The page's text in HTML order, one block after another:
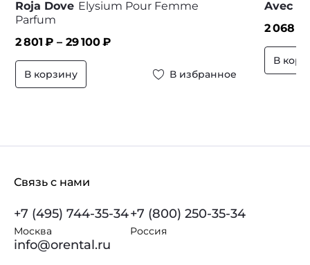
Roja Dove Elysium Pour Femme
Parfum
2 801 ₽ – 29 100₽
В корзину В избранное
Avec
2 068
В
Связь с нами
+7 (495) 744-35-34
Москва
+7 (800) 250-35-34
Россия
info@orental.ru